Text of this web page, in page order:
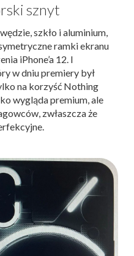
sznyt
szkło i aluminium,
ramki ekranu
iPhone’a 12. I
w dniu premiery był
na korzyść Nothing
wygląda premium, ale
zwłaszcza że